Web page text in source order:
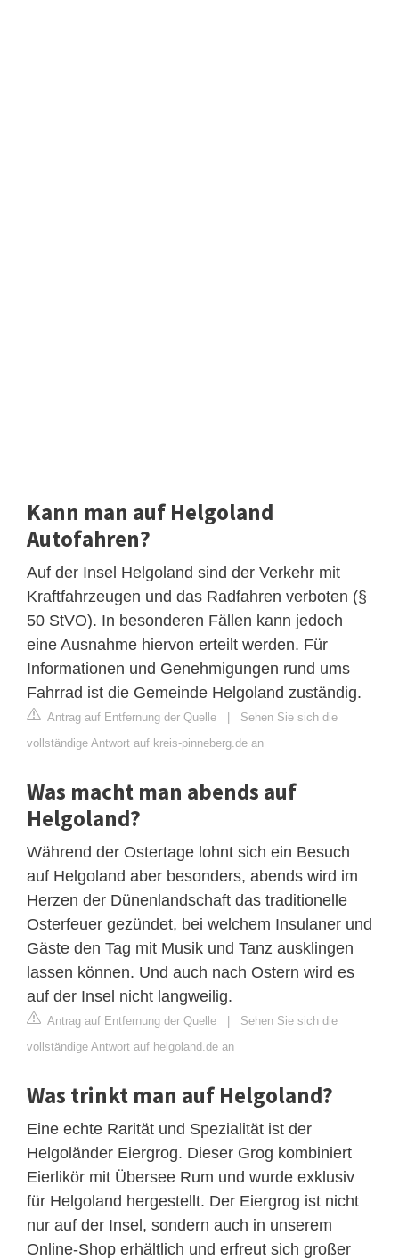
Kann man auf Helgoland
Autofahren?
Auf der Insel Helgoland sind der Verkehr mit
Kraftfahrzeugen und das Radfahren verboten (§
50 StVO). In besonderen Fällen kann jedoch
eine Ausnahme hiervon erteilt werden. Für
Informationen und Genehmigungen rund ums
Fahrrad ist die Gemeinde Helgoland zuständig.
Antrag auf Entfernung der Quelle | Sehen Sie sich die
vollständige Antwort auf kreis-pinneberg.de an
Was macht man abends auf
Helgoland?
Während der Ostertage lohnt sich ein Besuch
auf Helgoland aber besonders, abends wird im
Herzen der Dünenlandschaft das traditionelle
Osterfeuer gezündet, bei welchem Insulaner und
Gäste den Tag mit Musik und Tanz ausklingen
lassen können. Und auch nach Ostern wird es
auf der Insel nicht langweilig.
Antrag auf Entfernung der Quelle | Sehen Sie sich die
vollständige Antwort auf helgoland.de an
Was trinkt man auf Helgoland?
Eine echte Rarität und Spezialität ist der
Helgoländer Eiergrog. Dieser Grog kombiniert
Eierlikör mit Übersee Rum und wurde exklusiv
für Helgoland hergestellt. Der Eiergrog ist nicht
nur auf der Insel, sondern auch in unserem
Online-Shop erhältlich und erfreut sich großer